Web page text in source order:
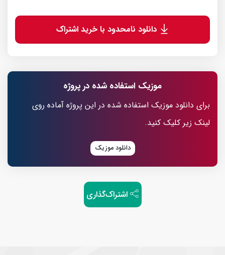
دانلود نامحدود با خرید اشتراک
موزیک استفاده شده در پروژه
برای دانلود موزیک استفاده شده در این پروژه آماده روی
لینک زیر کلیک کنید.
دانلود موزیک
اشتراک‌گذاری